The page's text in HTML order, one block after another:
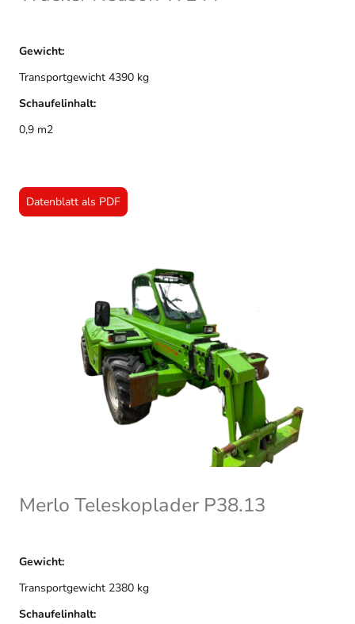
Gewicht:
Transportgewicht 4390 kg
Schaufelinhalt:
0,9 m2
Datenblatt als PDF
Merlo Teleskoplader P38.13
Gewicht:
Transportgewicht 2380 kg
Schaufelinhalt: